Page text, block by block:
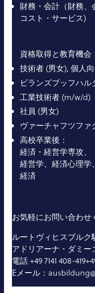
財務・会計（財務、
コスト・サービス)
資格取得と教育機会
技術者 (男女), 個人
ビランズブッフハ
工業技術者 (m/w/d)
社員 (男女)
ヴァーチャフツフ
高校卒業後：
経済・経営学専攻、
経営学、経済心理学、
経済
お気軽にお問い合わせ
ルートヴィヒスブルク
アドリアーナ・ダミー
電話 +49 7141 408-
Eメール：